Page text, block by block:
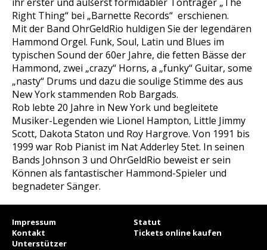
Right Thing“ bei „Barnette Records“ erschienen.
Mit der Band OhrGeldRio huldigen Sie der legendären
Hammond Orgel. Funk, Soul, Latin und Blues im
typischen Sound der 60er Jahre, die fetten Bässe der
Hammond, zwei „crazy“ Horns, a „funky“ Guitar, some
„nasty“ Drums und dazu die soulige Stimme des aus
New York stammenden Rob Bargads.
Rob lebte 20 Jahre in New York und begleitete
Musiker-Legenden wie Lionel Hampton, Little Jimmy
Scott, Dakota Staton und Roy Hargrove. Von 1991 bis
1999 war Rob Pianist im Nat Adderley 5tet. In seinen
Bands Johnson 3 und OhrGeldRio beweist er sein
Können als fantastischer Hammond-Spieler und
begnadeter Sänger.
Impressum
Statut
Kontakt
Tickets online kaufen
Unterstützer